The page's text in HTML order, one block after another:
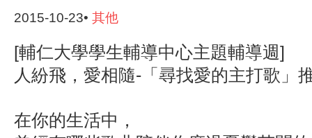
2015-10-23• 其他
[輔仁大學學生輔導中心主題輔導週]
人紛飛，愛相隨-「尋找愛的主打歌」
在你的生活中，